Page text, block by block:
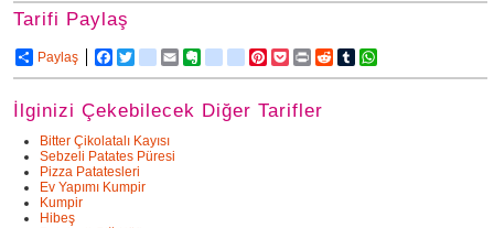
Tarifi Paylaş
Paylaş Facebook
Twitterdelicious
Email Evernotefriendfeed
google_bookmarks
Pinterest
Pocket
Print RedditTumblr
İlginizi Çekebilecek Diğer Tarifler
Bitter Çikolatalı Kayısı
Sebzeli Patates Püresi
Pizza Patatesleri
Ev Yapımı Kumpir
Kumpir
Hibeş